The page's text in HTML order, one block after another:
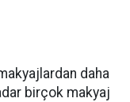
daha
birçok makyaj